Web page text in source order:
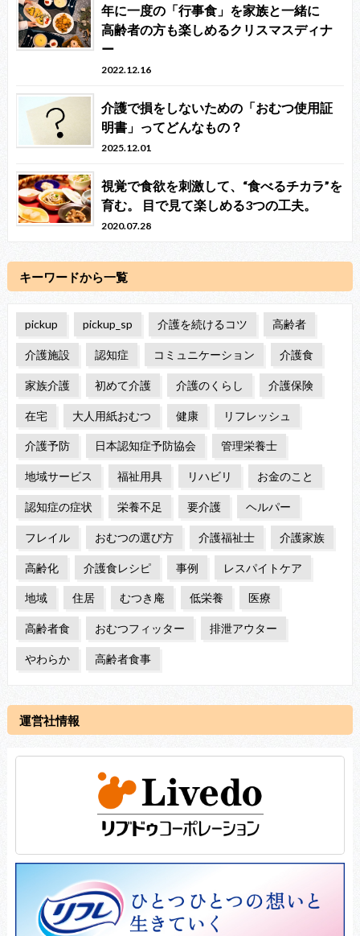
年に一度の「行事食」を家族と一緒に
高齢者の方も楽しめるクリスマスディナ
ー
2022.12.16
介護で損をしないための「おむつ使用証
明書」ってどんなもの？
2025.12.01
視覚で食欲を刺激して、“食べるチカラ”を
育む。 目で見て楽しめる3つの工夫。
2020.07.28
キーワードから一覧
pickup pickup_sp 介護を続けるコツ 高齢者
介護施設 認知症 コミュニケーション 介護食
家族介護 初めて介護 介護のくらし 介護保険
在宅 大人用紙おむつ 健康 リフレッシュ
介護予防 日本認知症予防協会 管理栄養士
地域サービス 福祉用具 リハビリ お金のこと
認知症の症状 栄養不足 要介護 ヘルパー
フレイル おむつの選び方 介護福祉士 介護家族
高齢化 介護食レシピ 事例 レスパイトケア
地域 住居 むつき庵 低栄養 医療
高齢者食 おむつフィッター 排泄アウター
やわらか 高齢者食事
運営社情報